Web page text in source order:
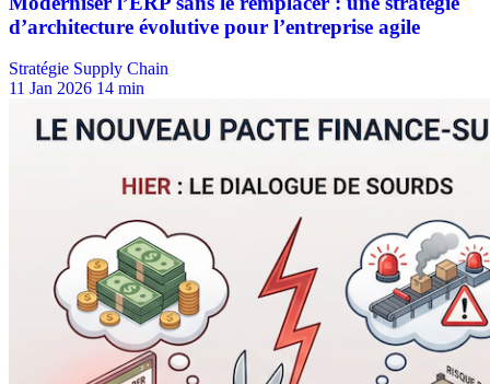
Stratégie Supply Chain
11 Jan 2026 14 min